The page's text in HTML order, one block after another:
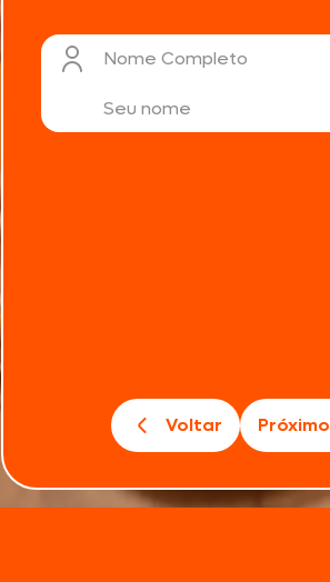
Nome Completo
Voltar Próximo